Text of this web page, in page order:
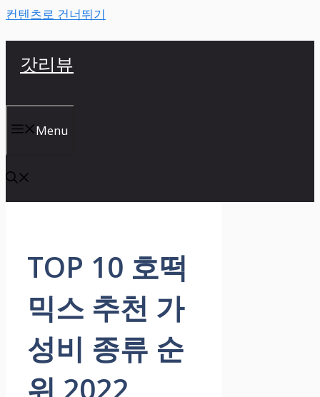
컨텐츠로 건너뛰기
갓리뷰
Menu
TOP 10 호떡
믹스 추천 가
성비 종류 순
위 2022